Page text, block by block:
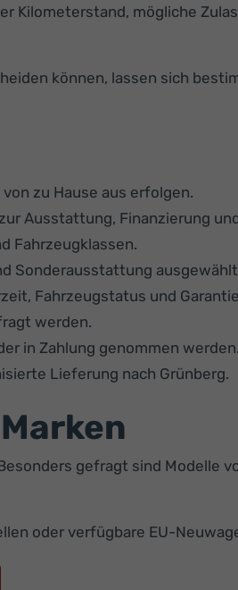
Kilometerstand, mögliche
können, lassen sich
zu Hause aus erfolgen.
Ausstattung, Finanzierung
Fahrzeugklassen.
Sonderausstattung
Fahrzeugstatus und
werden.
in Zahlung genommen werden.
Lieferung nach Grünberg.
gefragt sind Modelle
oder verfügbare EU-